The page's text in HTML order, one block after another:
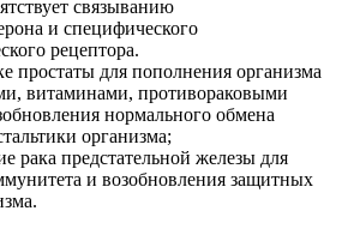
связыванию
и специфического
рецептора.
простаты для пополнения организма
витаминами, противораковыми
нормального обмена
организма;
рака предстательной железы для
и возобновления защитных